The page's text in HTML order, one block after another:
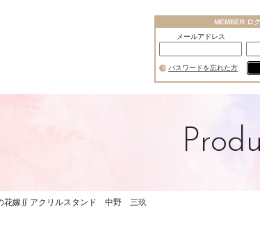
MEMBER ロ
メールアドレス
パスワードを忘れた方
花嫁∬ アクリルスタンド 中野 三玖